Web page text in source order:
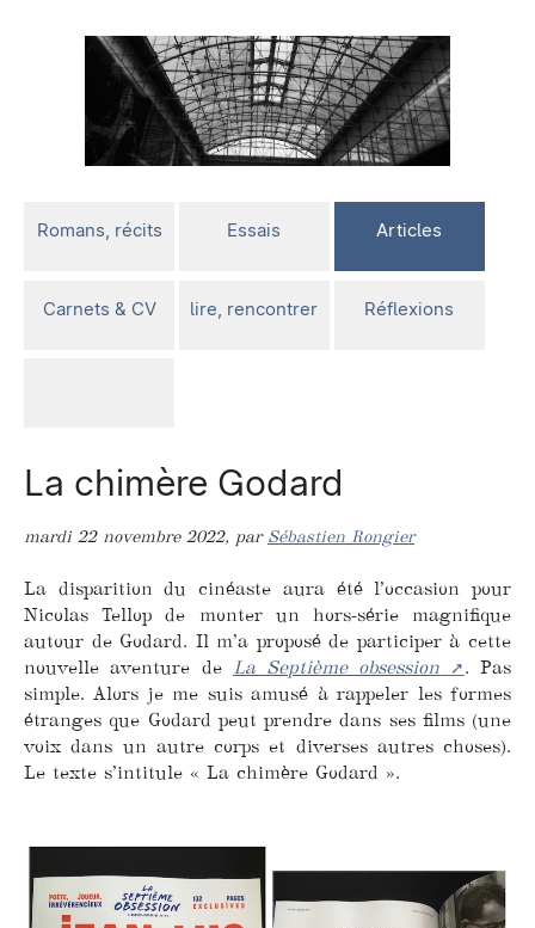
Romans, récits Essais Articles
Carnets & CV lire, rencontrer Réflexions
La chimère Godard
mardi 22 novembre 2022, par Sébastien Rongier
La disparition du cinéaste aura été l’occasion pour
Nicolas Tellop de monter un hors-série magnifique
autour de Godard. Il m’a proposé de participer à cette
nouvelle aventure de La Septième obsession
. Pas
simple. Alors je me suis amusé à rappeler les formes
étranges que Godard peut prendre dans ses films (une
voix dans un autre corps et diverses autres choses).
Le texte s’intitule « La chimère Godard ».